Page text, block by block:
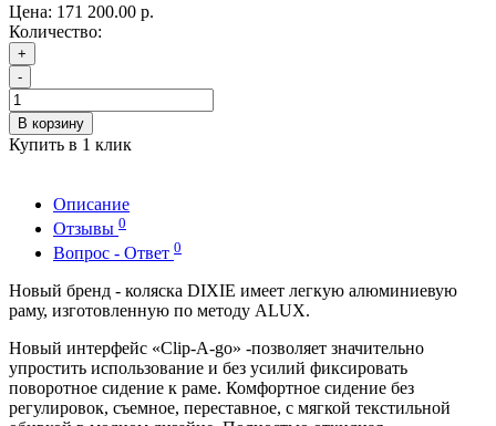
Цена: 171 200.00 р.
Количество:
+
-
В корзину
Купить в 1 клик
Описание
Отзывы 0
Вопрос - Ответ 0
Новый бренд - коляска DIXIE имеет легкую алюминиевую
раму, изготовленную по методу ALUX.
Новый интерфейс «Clip-A-go» -позволяет значительно
упростить использование и без усилий фиксировать
поворотное сидение к раме. Комфортное сидение без
регулировок, съемное, переставное, с мягкой текстильной